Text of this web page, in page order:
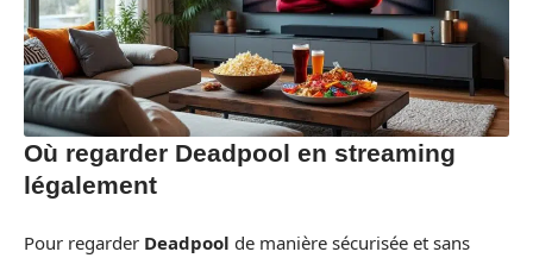
Où regarder Deadpool en streaming
légalement
Pour regarder Deadpool de manière sécurisée et sans